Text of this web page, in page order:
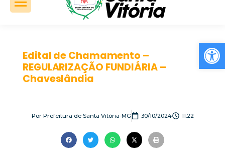
Edital de Chamamento –
REGULARIZAÇÃO FUNDIÁRIA –
Chaveslândia
PorPrefeitura de Santa Vitória-MG 30/10/2024 11:22